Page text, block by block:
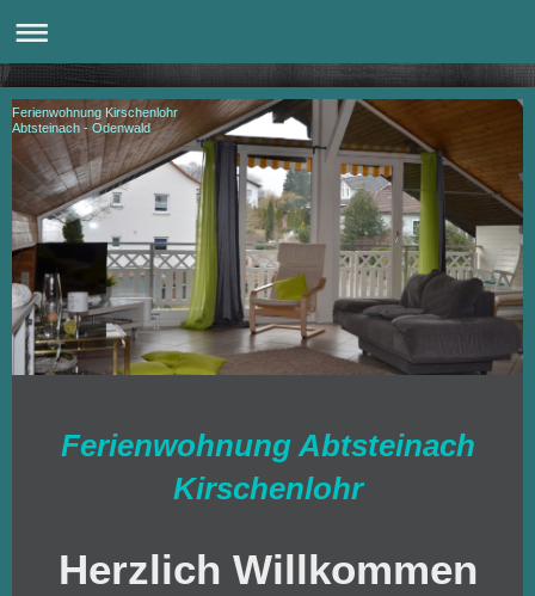
Ferienwohnung Kirschenlohr
Abtsteinach - Odenwald
Ferienwohnung Abtsteinach
Kirschenlohr
Herzlich Willkommen